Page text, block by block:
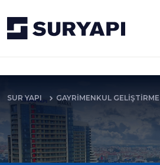
SUR YAPI GAYRİMENKUL GELİŞTİRME